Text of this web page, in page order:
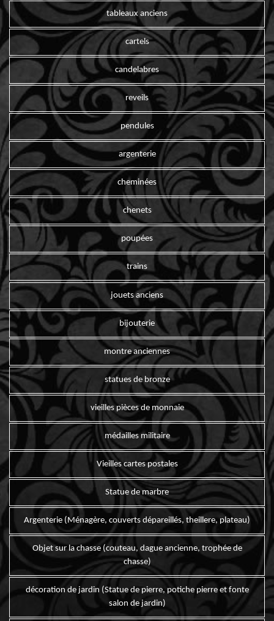
tableaux anciens
cartels
candelabres
reveils
pendules
argenterie
cheminées
chenets
poupées
trains
jouets anciens
bijouterie
montre anciennes
statues de bronze
vieilles pièces de monnaie
médailles militaire
Vieilles cartes postales
Statue de marbre
Argenterie (Ménagère, couverts dépareillés, theillere, plateau)
Objet sur la chasse (couteau, dague ancienne, trophée de
chasse)
décoration de jardin (Statue de pierre, potiche pierre et fonte
salon de jardin)